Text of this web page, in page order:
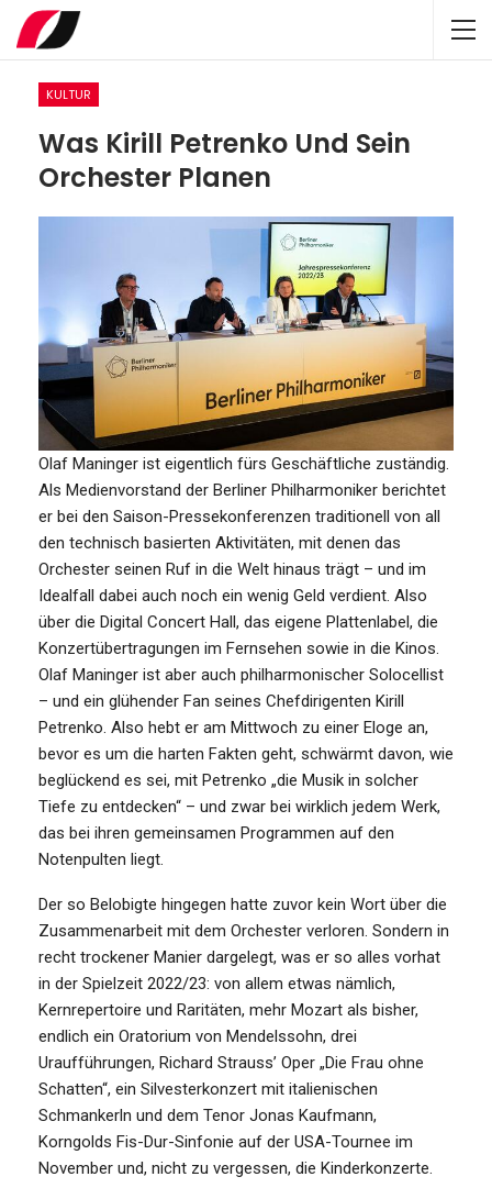
KULTUR
Was Kirill Petrenko Und Sein
Orchester Planen
Olaf Maninger ist eigentlich fürs Geschäftliche zuständig.
Als Medienvorstand der Berliner Philharmoniker berichtet
er bei den Saison-Pressekonferenzen traditionell von all
den technisch basierten Aktivitäten, mit denen das
Orchester seinen Ruf in die Welt hinaus trägt – und im
Idealfall dabei auch noch ein wenig Geld verdient. Also
über die Digital Concert Hall, das eigene Plattenlabel, die
Konzertübertragungen im Fernsehen sowie in die Kinos.
Olaf Maninger ist aber auch philharmonischer Solocellist
– und ein glühender Fan seines Chefdirigenten Kirill
Petrenko. Also hebt er am Mittwoch zu einer Eloge an,
bevor es um die harten Fakten geht, schwärmt davon, wie
beglückend es sei, mit Petrenko „die Musik in solcher
Tiefe zu entdecken“ – und zwar bei wirklich jedem Werk,
das bei ihren gemeinsamen Programmen auf den
Notenpulten liegt.
Der so Belobigte hingegen hatte zuvor kein Wort über die
Zusammenarbeit mit dem Orchester verloren. Sondern in
recht trockener Manier dargelegt, was er so alles vorhat
in der Spielzeit 2022/23: von allem etwas nämlich,
Kernrepertoire und Raritäten, mehr Mozart als bisher,
endlich ein Oratorium von Mendelssohn, drei
Uraufführungen, Richard Strauss’ Oper „Die Frau ohne
Schatten“, ein Silvesterkonzert mit italienischen
Schmankerln und dem Tenor Jonas Kaufmann,
Korngolds Fis-Dur-Sinfonie auf der USA-Tournee im
November und, nicht zu vergessen, die Kinderkonzerte.